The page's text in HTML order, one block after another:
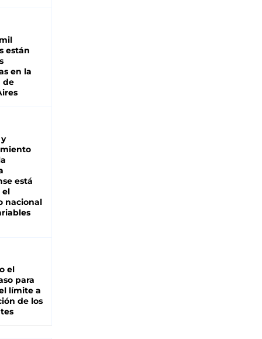
están
en la
de
está
el
nacional
el
para
límite a
de los